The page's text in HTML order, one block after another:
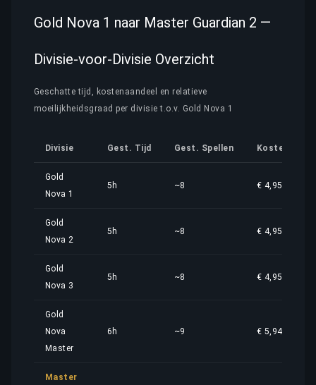
Gold Nova 1 naar Master Guardian 2 —
Divisie-voor-Divisie Overzicht
Geschatte tijd, kostenaandeel en relatieve
moeilijkheidsgraad per divisie t.o.v. Gold Nova 1
Divisie Gest. Tijd Gest. Spellen
Gold
Nova 1
5h ~8 € 4,95
Gold
Nova 2
5h ~8 € 4,95
Gold
Nova 3
5h ~8 € 4,95
Gold
Nova
Master
6h ~9 € 5,94
Master